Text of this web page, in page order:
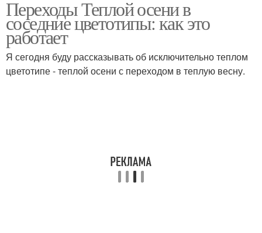
Переходы Теплой осени в
соседние цветотипы: как это
работает
Я сегодня буду рассказывать об исключительно теплом
цветотипе - теплой осени с переходом в теплую весну.